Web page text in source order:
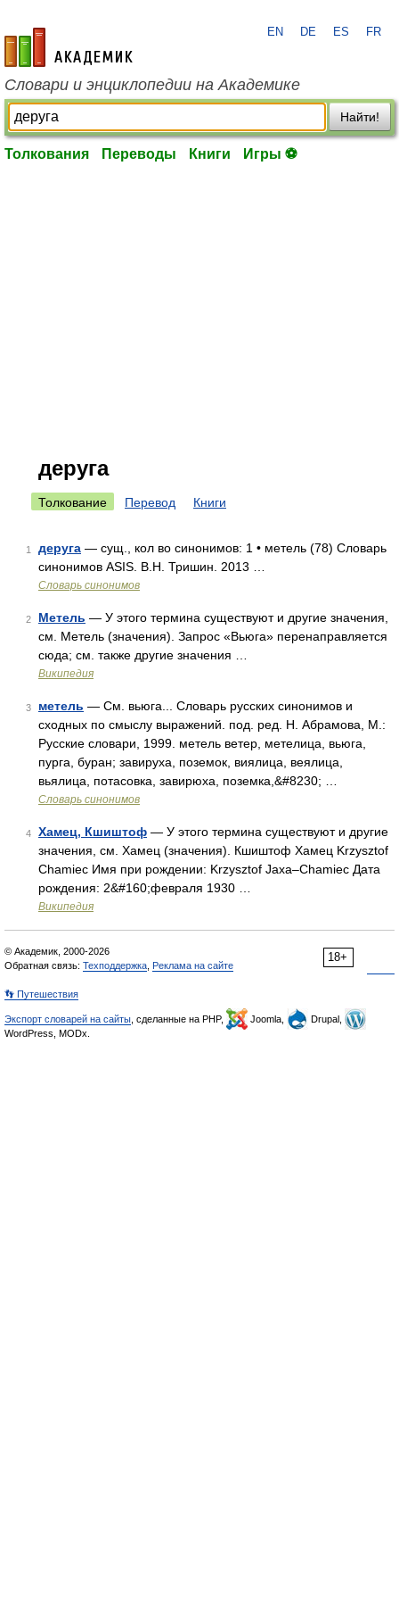
academic.ru
EN DE ES FR
Словари и энциклопедии на Академике
Найти!
Толкования Переводы Книги Игры ⚽
деруга
Толкование Перевод Книги
1 деруга — сущ., кол во синонимов: 1 • метель (78) Словарь
синонимов ASIS. В.Н. Тришин. 2013 …
Словарь синонимов
2 Метель — У этого термина существуют и другие значения,
см. Метель (значения). Запрос «Вьюга» перенаправляется
сюда; см. также другие значения …
Википедия
3 метель — См. вьюга... Словарь русских синонимов и
сходных по смыслу выражений. под. ред. Н. Абрамова, М.:
Русские словари, 1999. метель ветер, метелица, вьюга,
пурга, буран; завируха, поземок, виялица, веялица,
вьялица, потасовка, завирюха, поземка,&#8230; …
Словарь синонимов
4 Хамец, Кшиштоф — У этого термина существуют и другие
значения, см. Хамец (значения). Кшиштоф Хамец Krzysztof
Chamiec Имя при рождении: Krzysztof Jaxa–Chamiec Дата
рождения: 2&#160;февраля 1930 …
Википедия
18+
© Академик, 2000-2026
Обратная связь: Техподдержка Реклама на сайте
👣 Путешествия
Экспорт словарей на сайты , сделанные на PHP, Joomla,
Drupal,
WordPress, MODx.